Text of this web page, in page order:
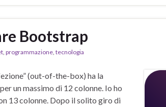
Bootstrap
, programmazione, tecnologia
(out-of-the-box) ha la
un massimo di 12 colonne. Io ho
13 colonne. Dopo il solito giro di